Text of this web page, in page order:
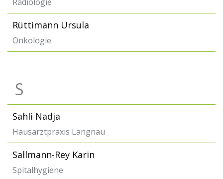
Rüttimann Ursula
Onkologie
S
Sahli Nadja
Hausarztpraxis Langnau
Sallmann-Rey Karin
Spitalhygiene